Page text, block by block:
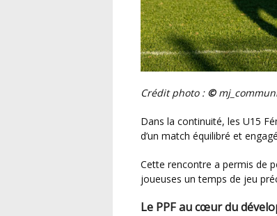
Crédit photo : ©
Dans la continuité, les U15 Féminines entraient à leur tour en lice face à l’Occitanie. Au terme
d’un match équilibré et
Cette rencontre a permis de poursuivre l’évaluation du groupe U15F, tout en offrant aux
joueuses un temps de jeu
Le PPF au cœur du